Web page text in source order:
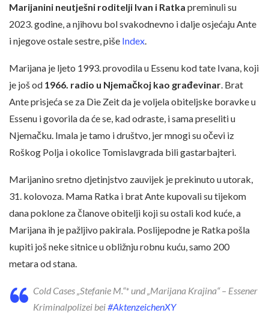
Marijanini neutješni roditelji Ivan i Ratka preminuli su
2023. godine, a njihovu bol svakodnevno i dalje osjećaju Ante
i njegove ostale sestre, piše Index
Marijana je ljeto 1993. provodila u Essenu kod tate Ivana, koji
je još od 1966. radio u Njemačkoj kao građevinar . Brat
Ante prisjeća se za Die Zeit da je voljela obiteljske boravke u
Essenu i govorila da će se, kad odraste, i sama preseliti u
Njemačku. Imala je tamo i društvo, jer mnogi su očevi iz
Roškog Polja i okolice Tomislavgrada bili gastarbajteri.
Marijanino sretno djetinjstvo zauvijek je prekinuto u utorak,
31. kolovoza. Mama Ratka i brat Ante kupovali su tijekom
dana poklone za članove obitelji koji su ostali kod kuće, a
Marijana ih je pažljivo pakirala. Poslijepodne je Ratka pošla
kupiti još neke sitnice u obližnju robnu kuću, samo 200
metara od stana.
Cold Cases „Stefanie M.“* und „Marijana Krajina“ – Essener
Kriminalpolizei bei#AktenzeichenXY